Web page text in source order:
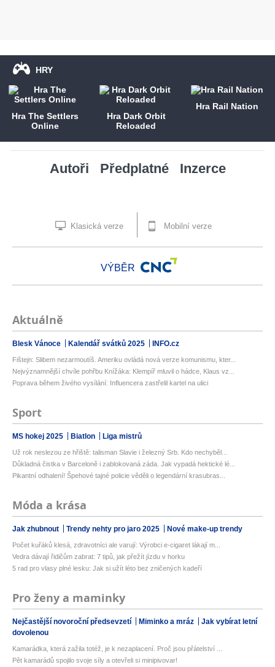
HRY
Hra The Settlers
Online
Hra Dark Orbit
Reloaded
Hra Rail Nation
Autoři Předplatné Inzerce
Klasická verze Mobilní verze
VÝBĚR
Aktuálně
Blesk Vánoce Kalendář svátků 2025 INFO.cz
Fištejn: Slibem nezarmoutíš. Ameriku ovládá nová verze komunismu, kter...
Nejvýznamnější chvíle pohřbu Knížáka: Klempíř mluvil o hádce, Klaus vz...
Poprava během živého vysílání: Influencera zastřelil kartel na ulici
Sport
MS hokej 2025 Biatlon Liga mistrů
Už rok neslezou ze hřiště: talisman Slavie i železný Srb. Kdo nechyběl...
Důkladná čistka v Barceloně i zablokovaná záda. Jak vypadá hektické lé...
Pikantní odhalení! Špehové tajné policie věděli o legendární krasubras...
Móda a krása
Jak zhubnout Trendy nehty pro jaro 2025 Nové make-up trendy
Počet kuřáků klesá, zdravotníci ale varují: Výrobci e-cigaret lákají m...
Vedra dávají řidičům zabrat: 7 tipů, jak přežít jízdu v horku
5 rad pro vlasy plné lesku: Jak si užít léto bez zničených kadeří
Pro ženy a maminky
Nejčastější novoroční předsevzetí Miminko a mráz
Jak vybírat letní
dovolenou
Kamarádka, která zažila totéž, je k nezaplacení. Proč jsou přátelství ...
Pět kamarádů spojilo svoje síly a otevřeli si minipivovar!